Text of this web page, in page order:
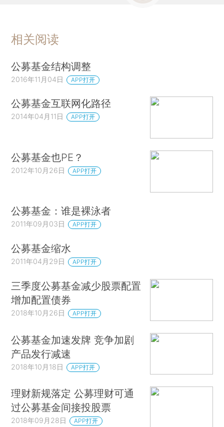
相关阅读
公募基金结构调整
2016年11月04日 APP打开
公募基金互联网化路径
2014年04月11日 APP打开
公募基金也PE？
2012年10月26日 APP打开
公募基金：谁是裸泳者
2011年09月03日 APP打开
公募基金缩水
2011年04月29日 APP打开
三季度公募基金减少股票配置
增加配置债券
2018年10月26日 APP打开
公募基金加速发牌 竞争加剧
产品发行减速
2018年10月18日 APP打开
理财新规落定 公募理财可通
过公募基金间接投股票
2018年09月28日 APP打开